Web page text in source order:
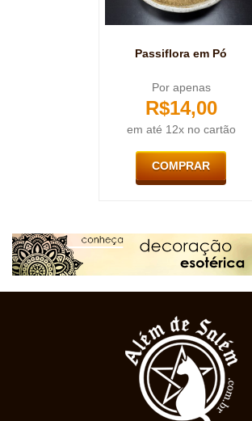
Passiflora em Pó
Por apenas
R$14,00
em até 12x no cartão
COMPRAR